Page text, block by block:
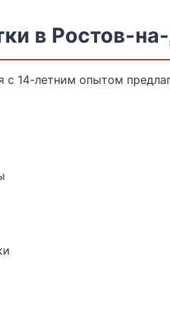
в Ростов-
с 14-летним опытом